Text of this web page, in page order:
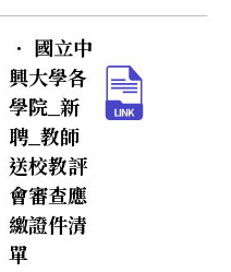
． 國立中
興大學各
學院_新
聘_教師
送校教評
會審查應
繳證件清
單